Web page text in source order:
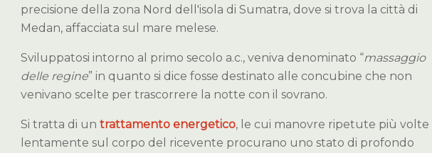
precisione della zona Nord dell'isola di Sumatra, dove si trova la città di
Medan, affacciata sul mare melese.
Sviluppatosi intorno al primo secolo a.c., veniva denominato “massaggio
delle regine” in quanto si dice fosse destinato alle concubine che non
venivano scelte per trascorrere la notte con il sovrano.
Si tratta di un trattamento energetico, le cui manovre ripetute più volte
lentamente sul corpo del ricevente procurano uno stato di profondo